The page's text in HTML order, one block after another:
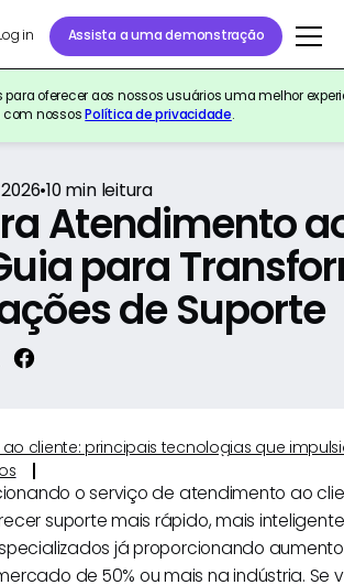
in Assista a uma demonstração
para oferecer aos nossos usuários uma melhor
com nossosPolítica de privacidade.
•10min leitura
Atendimento
para
de Suporte
ao cliente: principais tecnologias que
o serviço de atendimento ao
suporte mais rápido, mais
já proporcionando
de 50% ou mais na indústria. Se